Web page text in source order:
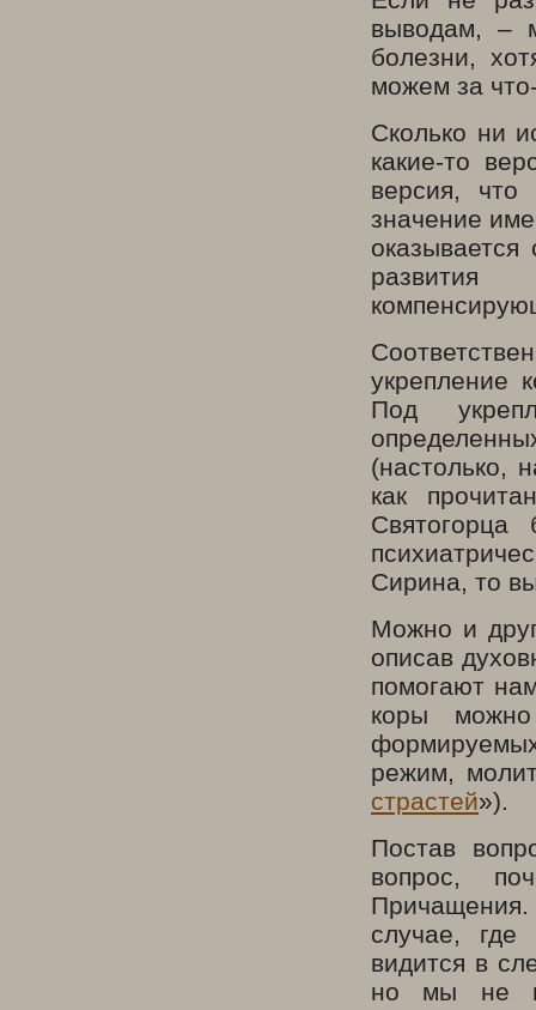
выводам, –
болезни,
можем за
Сколько ни
какие-то
версия,
значение
развития
укрепление
Под
(настолько,
как
Сирина, то
Можно и
описав
помогают
коры
режим,
страстей»).
Постав
вопрос,
Причащения.
случае, где
видится в
но мы не